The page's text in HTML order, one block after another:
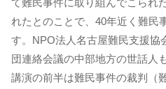
て難民事件に取り組んでこられ
れたとのことで、40年近く難民
す。NPO法人名古屋難民支援協
団連絡会議の中部地方の世話人
講演の前半は難民事件の裁判（